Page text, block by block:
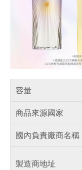
容量
商品來源國家
國內負責廠商名稱
製造商地址